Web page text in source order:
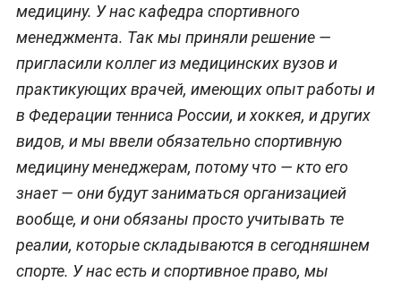
медицину. У нас кафедра спортивного
менеджмента. Так мы приняли решение —
пригласили коллег из медицинских вузов и
практикующих врачей, имеющих опыт работы и
в Федерации тенниса России, и хоккея, и других
видов, и мы ввели обязательно спортивную
медицину менеджерам, потому что — кто его
знает — они будут заниматься организацией
вообще, и они обязаны просто учитывать те
реалии, которые складываются в сегодняшнем
спорте. У нас есть и спортивное право, мы